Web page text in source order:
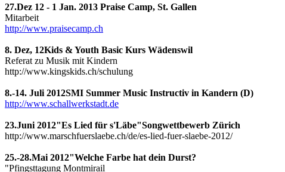
27.Dez 12 - 1 Jan. 2013 Praise Camp, St. Gallen
Mitarbeit
http://www.praisecamp.ch
8. Dez, 12Kids & Youth Basic Kurs Wädenswil
Referat zu Musik mit Kindern
http://www.kingskids.ch/schulung
8.-14. Juli 2012SMI Summer Music Instructiv in Kandern (D)
http://www.schallwerkstadt.de
23.Juni 2012"Es Lied für s'Läbe"Songwettbewerb Zürich
http://www.marschfuerslaebe.ch/de/es-lied-fuer-slaebe-2012/
25.-28.Mai 2012"Welche Farbe hat dein Durst?
"Pfingsttagung Montmirail